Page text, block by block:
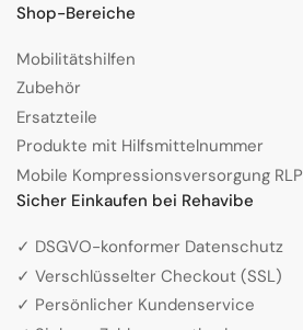
Shop-Bereiche
Mobilitätshilfen
Zubehör
Ersatzteile
Produkte mit Hilfsmittelnummer
Mobile Kompressionsversorgung RLP
Sicher Einkaufen bei Rehavibe
✓ DSGVO-konformer Datenschutz
✓ Verschlüsselter Checkout (SSL)
✓ Persönlicher Kundenservice